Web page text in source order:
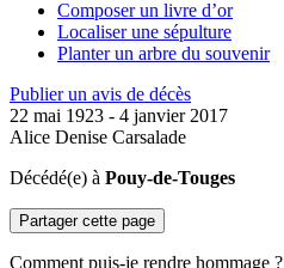
Composer un livre d’or
Localiser une sépulture
Planter un arbre du souvenir
Publier un avis de décès
22 mai 1923 - 4 janvier 2017
Alice Denise Carsalade
Décédé(e) à Pouy-de-Touges
Partager cette page
Comment puis-je rendre hommage ?